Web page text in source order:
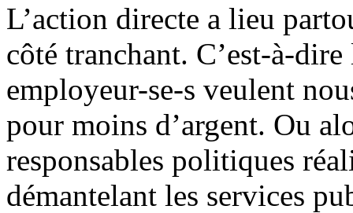
L’action directe a lieu
côté tranchant. C’est-à-
employeur-se-s veulent
pour moins d’argent. Ou
responsables politiques
démantelant les services